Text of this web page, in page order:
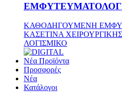
ΚΑΘΟΔΗΓΟΥΜΕΝΗ
ΚΑΣΕΤΙΝΑ
ΛΟΓΙΣΜΙΚΟ
Νέα Προϊόντα
Προσφορές
Νέα
Κατάλογοι